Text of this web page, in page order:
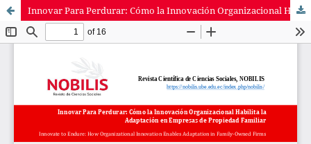
Innovar Para Perdurar: Cómo la Innovación Organizacional Habilita la Adaptación en Empresas de Propiedad Familiar